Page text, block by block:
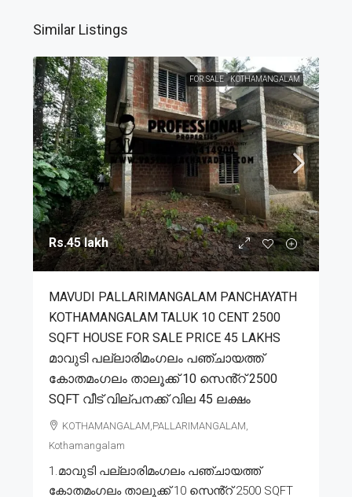
Similar Listings
FOR SALE KOTHAMANGALAM
Rs.45 lakh
MAVUDI PALLARIMANGALAM PANCHAYATH
KOTHAMANGALAM TALUK 10 CENT 2500
SQFT HOUSE FOR SALE PRICE 45 LAKHS
മാവുടി പല്ലാരിമംഗലം പഞ്ചായത്ത്
കോതമംഗലം താലൂക്ക് 10 സെൻ്റ് 2500
SQFT വീട് വില്പനക്ക് വില 45 ലക്ഷം
KOTHAMANGALAM,PALLARIMANGALAM,
Kothamangalam
1.മാവുടി പല്ലാരിമംഗലം പഞ്ചായത്ത്
കോതമംഗലം താലൂക്ക് 10 സെൻ്റ് 2500 SQFT